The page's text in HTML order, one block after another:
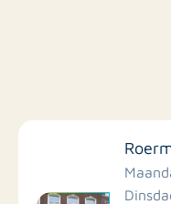
Filter op
Scholen